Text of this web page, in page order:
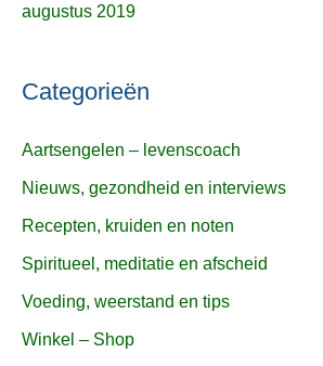
augustus 2019
Categorieën
Aartsengelen – levenscoach
Nieuws, gezondheid en interviews
Recepten, kruiden en noten
Spiritueel, meditatie en afscheid
Voeding, weerstand en tips
Winkel – Shop